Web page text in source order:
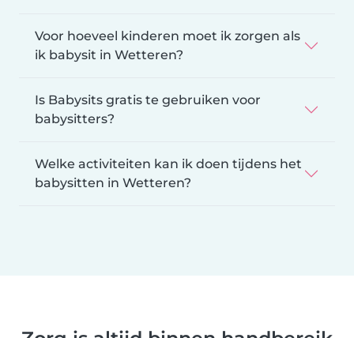
Voor hoeveel kinderen moet ik zorgen als
ik babysit in Wetteren?
Is Babysits gratis te gebruiken voor
babysitters?
Welke activiteiten kan ik doen tijdens het
babysitten in Wetteren?